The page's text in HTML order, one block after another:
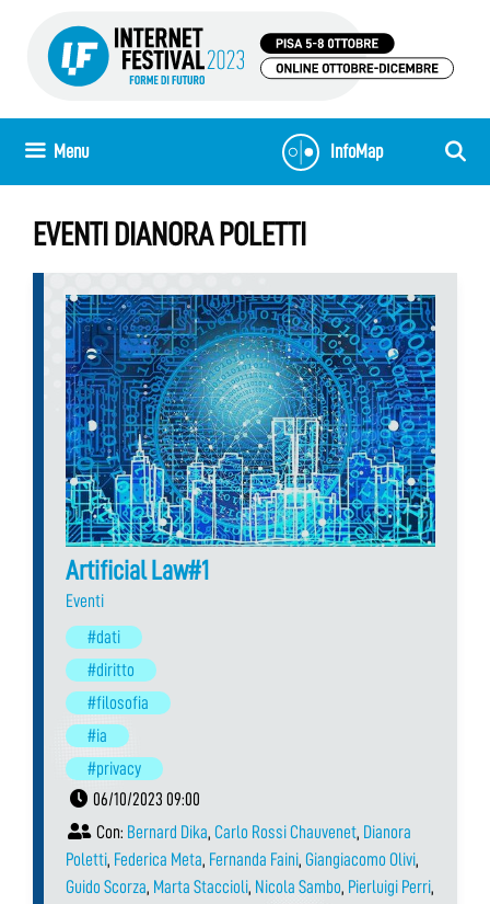
contenuto
InfoMap
Menu
EVENTI DIANORA POLETTI
Artificial Law#1
Eventi
#dati
#diritto
#filosofia
#ia
#privacy
06/10/2023 09:00
Con: Bernard Dika, Carlo Rossi Chauvenet, Dianora
Poletti, Federica Meta, Fernanda Faini, Giangiacomo Olivi,
Guido Scorza, Marta Staccioli, Nicola Sambo, Pierluigi Perri,